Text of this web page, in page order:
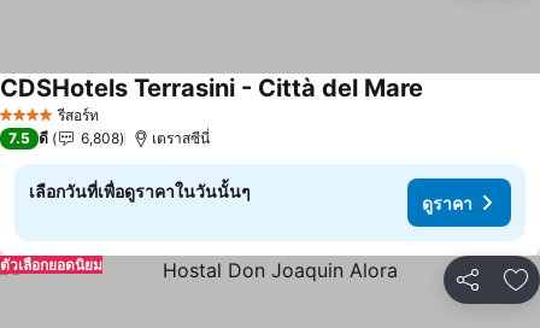
4 ดาว รีสอร์ท
CDSHotels Terrasini - Città del Mare
7.5 ดี 6,808 เตราสซีนี่
เลือกวันที่เพื่อดูราคาในวันนั้นๆ
ดูราคา
แชร์ เ
ตัวเลือกยอดนิยม